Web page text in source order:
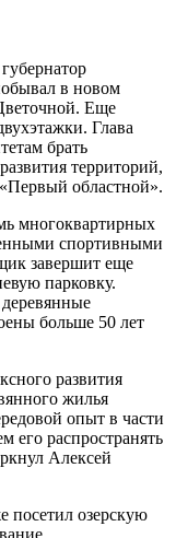
в новом
Еще
Глава
брать
территорий,
областной».
многоквартирных
спортивными
завершит еще
парковку.
больше 50 лет
развития
жилья
опыт в части
его распространять
Алексей
посетил озерскую